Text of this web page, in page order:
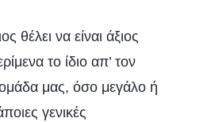
θέλει να είναι άξιος
το ίδιο απ’ τον
ομάδα μας, όσο μεγάλο ή
γενικές